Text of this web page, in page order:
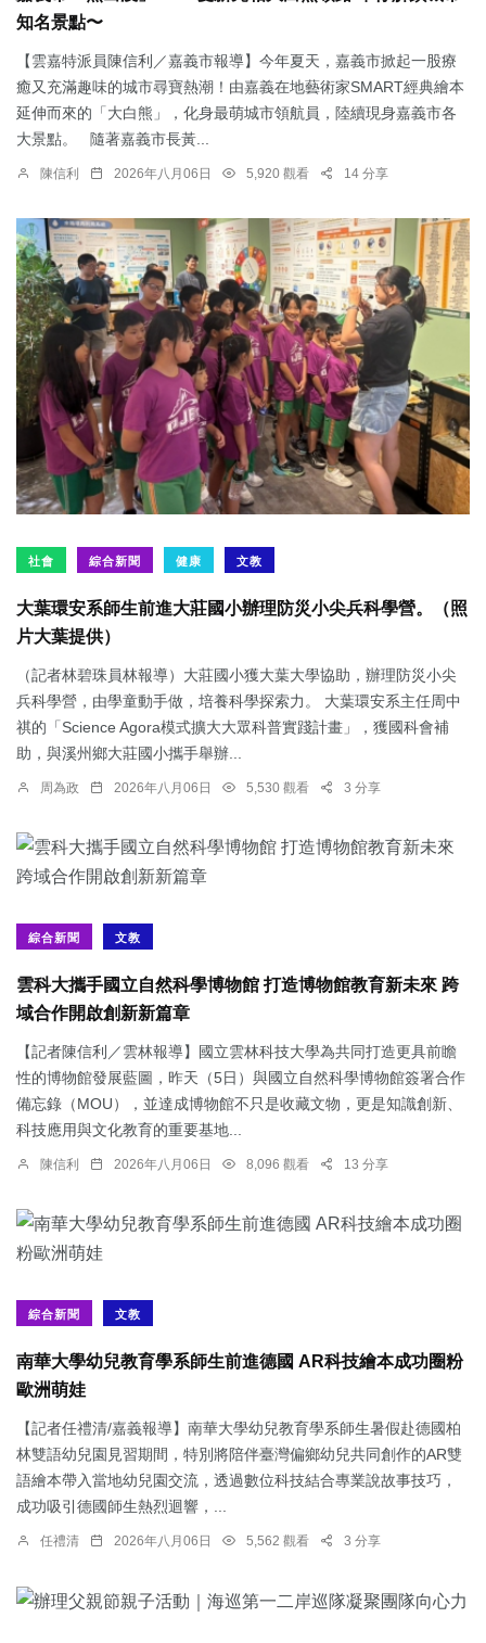
知名景點〜
【雲嘉特派員陳信利／嘉義市報導】今年夏天，嘉義市掀起一股療
癒又充滿趣味的城市尋寶熱潮！由嘉義在地藝術家SMART經典繪本
延伸而來的「大白熊」，化身最萌城市領航員，陸續現身嘉義市各
大景點。 隨著嘉義市長黃...
陳信利 2026年八月06日 5,920 觀看 14 分享
社會 綜合新聞 健康 文教
大葉環安系師生前進大莊國小辦理防災小尖兵科學營。（照
片大葉提供）
（記者林碧珠員林報導）大莊國小獲大葉大學協助，辦理防災小尖
兵科學營，由學童動手做，培養科學探索力。 大葉環安系主任周中
祺的「Science Agora模式擴大大眾科普實踐計畫」，獲國科會補
助，與溪州鄉大莊國小攜手舉辦...
周為政 2026年八月06日 5,530 觀看 3 分享
綜合新聞 文教
雲科大攜手國立自然科學博物館 打造博物館教育新未來 跨
域合作開啟創新新篇章
【記者陳信利／雲林報導】國立雲林科技大學為共同打造更具前瞻
性的博物館發展藍圖，昨天（5日）與國立自然科學博物館簽署合作
備忘錄（MOU），並達成博物館不只是收藏文物，更是知識創新、
科技應用與文化教育的重要基地...
陳信利 2026年八月06日 8,096 觀看 13 分享
綜合新聞 文教
南華大學幼兒教育學系師生前進德國 AR科技繪本成功圈粉
歐洲萌娃
【記者任禮清/嘉義報導】南華大學幼兒教育學系師生暑假赴德國柏
林雙語幼兒園見習期間，特別將陪伴臺灣偏鄉幼兒共同創作的AR雙
語繪本帶入當地幼兒園交流，透過數位科技結合專業說故事技巧，
成功吸引德國師生熱烈迴響，...
任禮清 2026年八月06日 5,562 觀看 3 分享